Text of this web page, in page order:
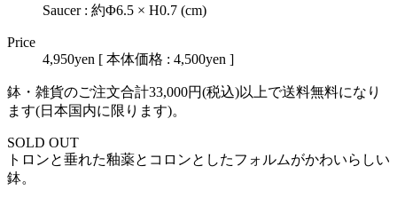
Saucer : 約Φ6.5 × H0.7 (cm)
Price
4,950yen [ 本体価格 : 4,500yen ]
鉢・雑貨のご注文合計33,000円(税込)以上で送料無料になり
ます(日本国内に限ります)。
SOLD OUT
トロンと垂れた釉薬とコロンとしたフォルムがかわいらしい
鉢。